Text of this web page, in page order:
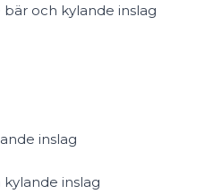
och kylande inslag
inslag
inslag